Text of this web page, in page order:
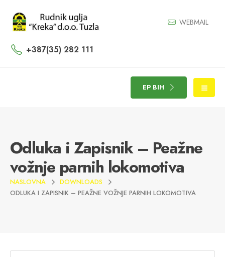
WEBMAIL
+387(35) 282 111
EP BIH
Odluka i Zapisnik – Peažne
vožnje parnih lokomotiva
NASLOVNA
DOWNLOADS
ODLUKA I ZAPISNIK – PEAŽNE VOŽNJE PARNIH LOKOMOTIVA